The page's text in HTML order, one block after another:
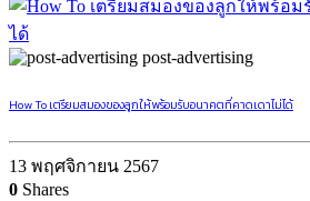
post-advertising
How To เตรียมสมองของลูกให้พร้อมรับอนาคตที่คาดเดาไม่ได้
13 พฤศจิกายน 2567
0 Shares